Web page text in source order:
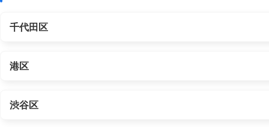
千代田区
港区
渋谷区